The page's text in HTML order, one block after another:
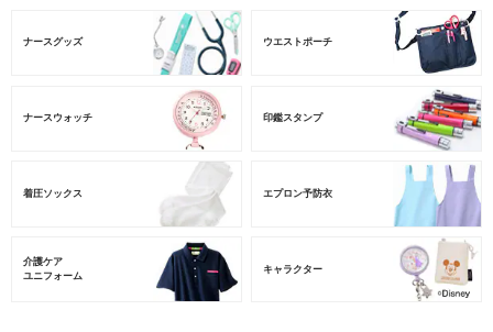
ナースグッズ ウエストポーチ
ナースウォッチ 印鑑スタンプ
着圧ソックス エプロン予防衣
介護ケア
ユニフォーム
キャラクター